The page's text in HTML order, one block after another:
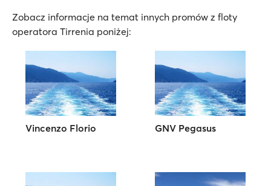
Zobacz informacje na temat innych promów z floty
operatora Tirrenia poniżej:
Vincenzo Florio GNV Pegasus